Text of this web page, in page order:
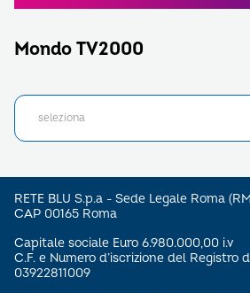
Mondo TV2000
RETE BLU S.p.a - Sede Legale Roma
CAP 00165 Roma
Capitale sociale Euro 6.980.000,00 i.v
C.F. e Numero d’iscrizione del Registro
03922811009